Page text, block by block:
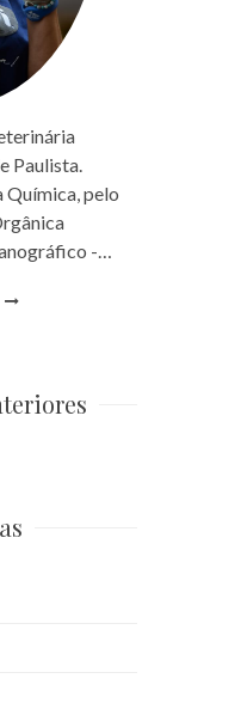
Paulista.
pelo
-…